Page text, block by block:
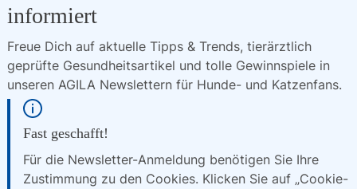
informiert
Freue Dich auf aktuelle Tipps & Trends, tierärztlich
geprüfte Gesundheitsartikel und tolle Gewinnspiele in
unseren AGILA Newslettern für Hunde- und Katzenfans.
Fast geschafft!
Für die Newsletter-Anmeldung benötigen Sie Ihre
Zustimmung zu den Cookies. Klicken Sie auf „Cookie-